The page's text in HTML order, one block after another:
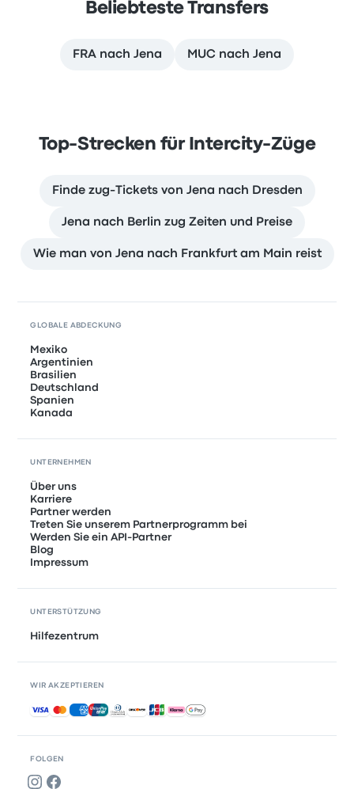
Beliebteste Transfers
FRA nach Jena MUC nach Jena
Top-Strecken für Intercity-Züge
Finde zug-Tickets von Jena nach Dresden
Jena nach Berlin zug Zeiten und Preise
Wie man von Jena nach Frankfurt am Main reist
FOLGEN
GLOBALE ABDECKUNG
Mexiko
Argentinien
Brasilien
Deutschland
Spanien
Kanada
UNTERNEHMEN
Über uns
Karriere
Partner werden
Treten Sie unserem Partnerprogramm bei
Werden Sie ein API-Partner
Blog
Impressum
UNTERSTÜTZUNG
Hilfezentrum
WIR AKZEPTIEREN
Akzeptierte Zahlungsmethoden